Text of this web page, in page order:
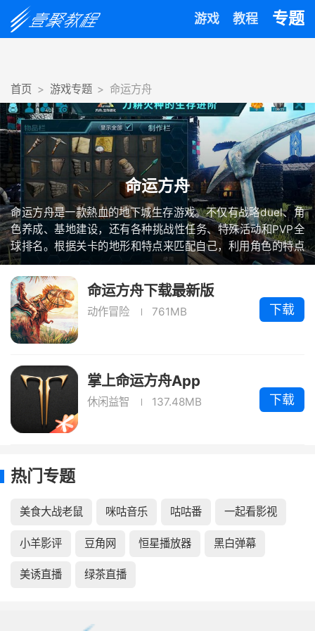
游戏 教程 专题
首页 游戏专题 命运方舟
命运方舟
命运方舟是一款熱血的地下城生存游戏。不仅有战略duel、角
色养成、基地建设，还有各种挑战性任务、特殊活动和PVP全
球排名。根据关卡的地形和特点来匹配自己，利用角色的特点
和技能攻击敌人，争取战争的胜利。通过游戏获得的材料和经
验可以提升英雄的等级和能力，为他们配备更好的道具，提高
duel力。
命运方舟下载最新版
动作冒险 761MB 下载
掌上命运方舟App
休闲益智 137.48MB 下载
热门专题
美食大战老鼠 咪咕音乐 咕咕番 一起看影视
小羊影评 豆角网 恒星播放器 黑白弹幕
美诱直播 绿茶直播